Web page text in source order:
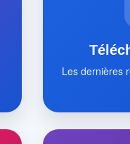
Les dernières